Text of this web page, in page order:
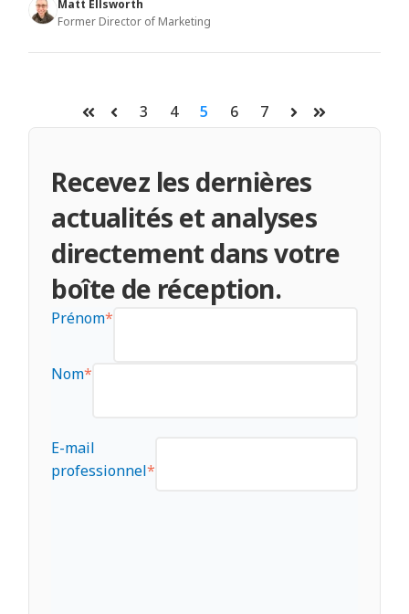
Matt Ellsworth
Former Director of Marketing
Premier
Précédent
3 4 5 6 7
SuivantDernier
Recevez les dernières
actualités et analyses
directement dans votre
boîte de réception.
Prénom*
Nom*
E-mail
professionnel*